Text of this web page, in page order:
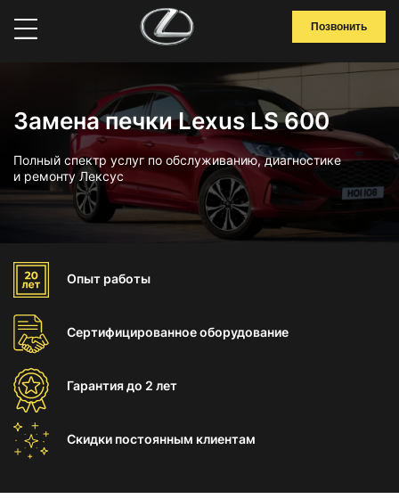
Позвонить
Замена печки Lexus LS 600
Полный спектр услуг по обслуживанию, диагностике
и ремонту Лексус
Опыт работы
Сертифицированноеоборудование
Гарантиядо 2 лет
Скидки постоянным клиентам